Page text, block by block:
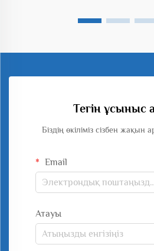
Тегін ұсыныс
Біздің өкіліміз сізбен жақын
Email
Атауы